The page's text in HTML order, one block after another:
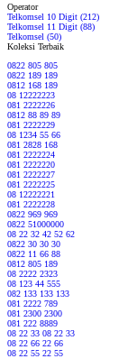
Operator
Telkomsel 10 Digit (212)
Telkomsel 11 Digit (88)
Telkomsel (50)
Koleksi Terbaik
0822 805 805
0822 189 189
0812 168 189
08 12222223
081 2222226
0812 88 89 89
081 2222229
08 1234 55 66
081 2828 168
081 2222224
081 2222220
081 2222227
081 2222225
08 12222221
081 2222228
0822 969 969
0822 51000000
08 22 32 42 52 62
0822 30 30 30
0822 11 66 88
0812 805 189
08 2222 2323
08 123 44 555
082 133 133 133
081 2222 789
081 2300 2300
081 222 8889
08 22 33 08 22 33
08 22 66 22 66
08 22 55 22 55